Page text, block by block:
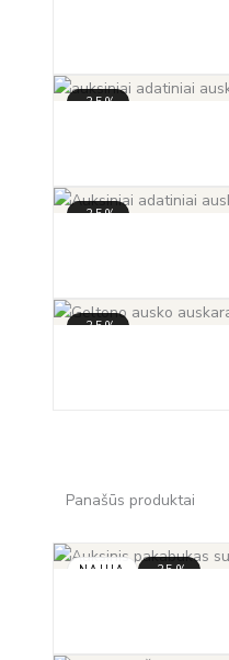
-35%
-35%
-35%
Panašūs produktai
NAUJA -35%